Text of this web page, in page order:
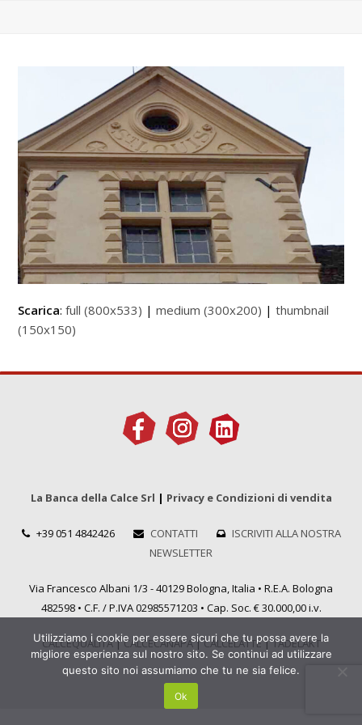
Scarica:full (800x533) |medium (300x200) |thumbnail
(150x150)
La Banca della Calce Srl | Privacy e Condizioni di vendita
+39 051 4842426 CONTATTI
ISCRIVITI ALLA NOSTRA
NEWSLETTER
Via Francesco Albani 1/3 - 40129 Bologna, Italia • R.E.A. Bologna
482598 • C.F. / P.IVA 02985571203 • Cap. Soc. € 30.000,00 i.v.
CALCEQUALITÀ|CALCECANAPA|CALCELATTE|TADELAKT
Utilizziamo i cookie per essere sicuri che tu possa avere la
migliore esperienza sul nostro sito. Se continui ad utilizzare
questo sito noi assumiamo che tu ne sia felice.
Ok